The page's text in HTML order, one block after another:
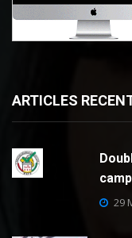
ARTICLES
29